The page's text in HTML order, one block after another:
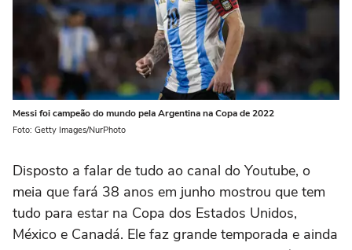
Messi foi campeão do mundo pela Argentina na Copa de 2022
Foto: Getty Images/NurPhoto
Disposto a falar de tudo ao canal do Youtube, o
meia que fará 38 anos em junho mostrou que tem
tudo para estar na Copa dos Estados Unidos,
México e Canadá. Ele faz grande temporada e ainda